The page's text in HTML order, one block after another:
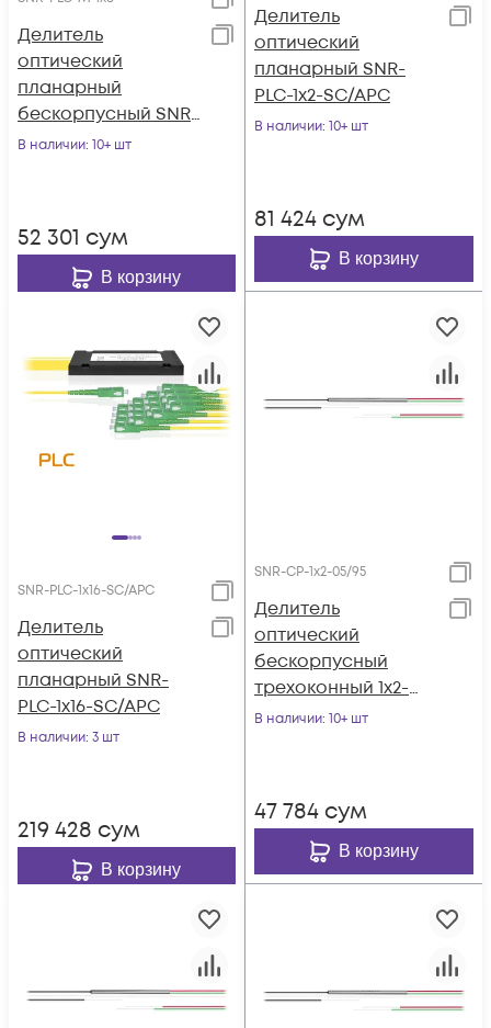
Делитель
оптический
планарный
бескорпусный SNR-
PLC-M-1x8
В наличии: 10+ шт
52 301 сум
В корзину
Делитель
оптический
планарный SNR-
PLC-1x2-SC/APC
В наличии: 10+ шт
81 424 сум
В корзину
SNR-PLC-1x16-SC/APC
Делитель
оптический
планарный SNR-
PLC-1x16-SC/APC
В наличии: 3 шт
219 428 сум
В корзину
SNR-CP-1x2-05/95
Делитель
оптический
бескорпусный
трехоконный 1х2-
05/95
В наличии: 10+ шт
47 784 сум
В корзину